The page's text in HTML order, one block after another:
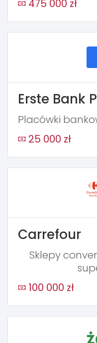
475 000 zł
Erste Bank
Placówki
25 000 zł
Carrefour
Sklepy
100 000 zł